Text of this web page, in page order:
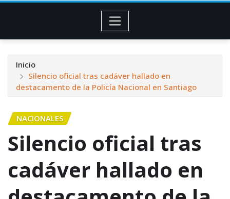
Inicio
Silencio oficial tras cadáver hallado en
destacamento de la Policía Nacional en Santiago
NACIONALES
Silencio oficial tras
cadáver hallado en